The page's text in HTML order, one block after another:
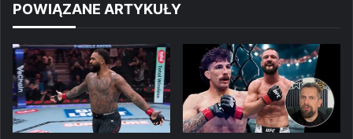
POWIĄZANE ARTYKUŁY